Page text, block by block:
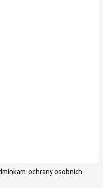
ochrany osobních